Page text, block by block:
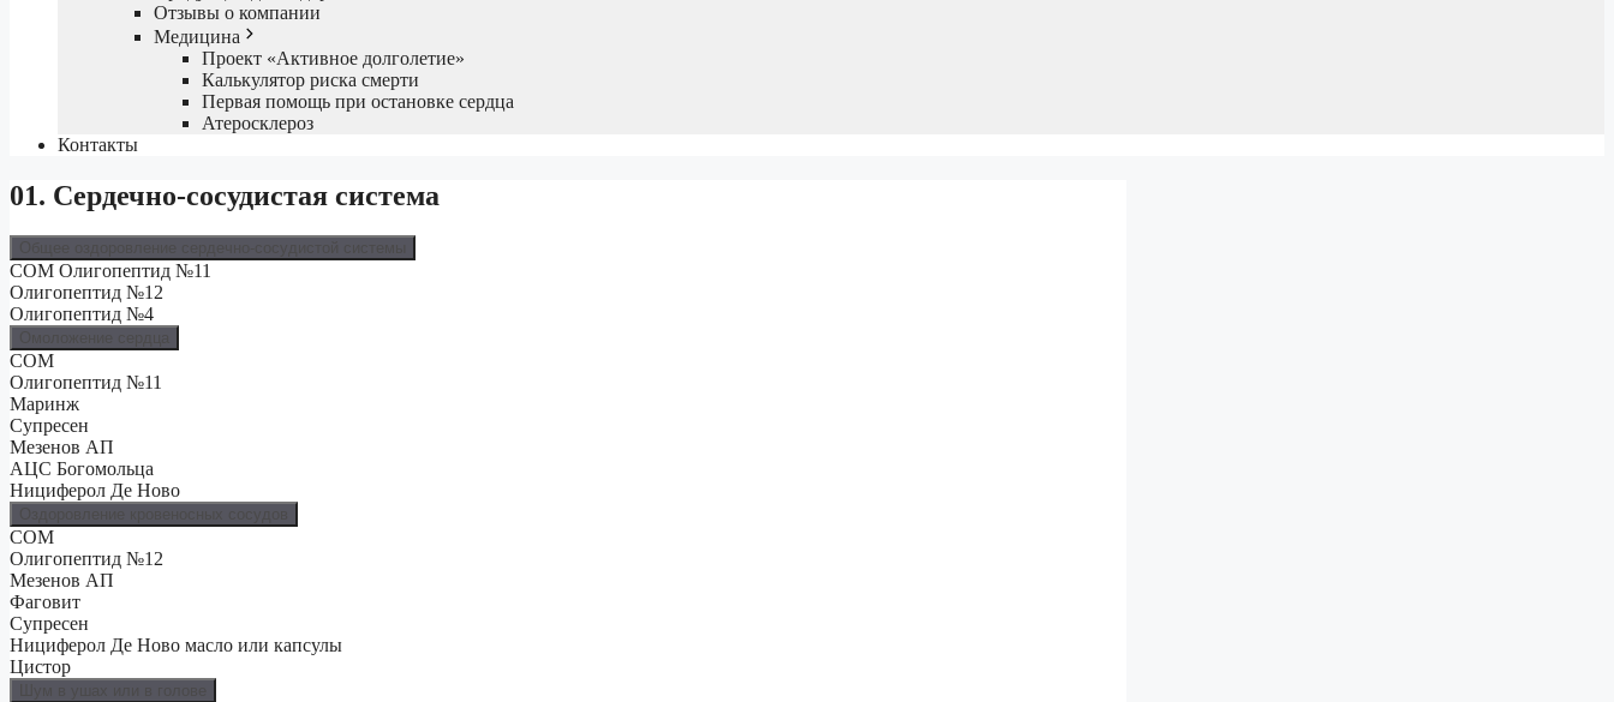
Отзывы о компании
Медицина
Проект «Активное долголетие»
Калькулятор риска смерти
Первая помощь при остановке сердца
Атеросклероз
Контакты
01. Сердечно-сосудистая система
СОМ Олигопептид №11
Олигопептид №12
Олигопептид №4
СОМ
Олигопептид №11
Маринж
Супресен
Мезенов АП
АЦС Богомольца
Нициферол Де Ново
СОМ
Олигопептид №12
Мезенов АП
Фаговит
Супресен
Нициферол Де Ново масло или капсулы
Цистор